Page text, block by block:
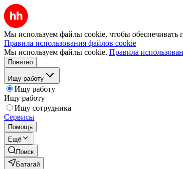
Мы используем файлы cookie, чтобы обеспечивать
Правила использования файлов cookie
Мы используем файлы cookie. Правила
Понятно
Ищу работу
Ищу работу
Ищу работу
Ищу сотрудника
Сервисы
Помощь
Ещё
Поиск
Батагай